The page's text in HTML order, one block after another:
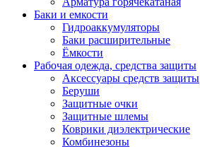
Баки и емкости
Гидроаккумуляторы
Баки расширительные
Ёмкости
Рабочая одежда, средства защиты
Аксессуары средств защиты
Беруши
Защитные очки
Защитные шлемы
Коврики диэлектрические
Комбинезоны